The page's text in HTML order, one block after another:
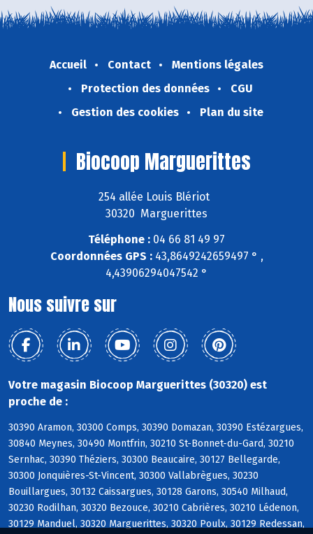
Accueil Contact
Mentions légales
Protection des données
CGU
Gestion des cookies
Plan du site
Biocoop Marguerittes
254 allée Louis Blériot
30320 Marguerittes
Téléphone : 04 66 81 49 97
Coordonnées GPS :43,8649242659497 ° ,
4,43906294047542 °
Nous suivre sur
Votre magasin Biocoop Marguerittes (30320) est
proche de :
30390 Aramon, 30300 Comps, 30390 Domazan, 30390 Estézargues,
30840 Meynes, 30490 Montfrin, 30210 St-Bonnet-du-Gard, 30210
Sernhac, 30390 Théziers, 30300 Beaucaire, 30127 Bellegarde,
30300 Jonquières-St-Vincent, 30300 Vallabrègues, 30230
Bouillargues, 30132 Caissargues, 30128 Garons, 30540 Milhaud,
30230 Rodilhan, 30320 Bezouce, 30210 Cabrières, 30210 Lédenon,
30129 Manduel, 30320 Marguerittes, 30320 Poulx, 30129 Redessan,